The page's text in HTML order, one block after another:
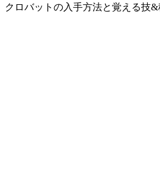
クロバットの入手方法と覚える技&